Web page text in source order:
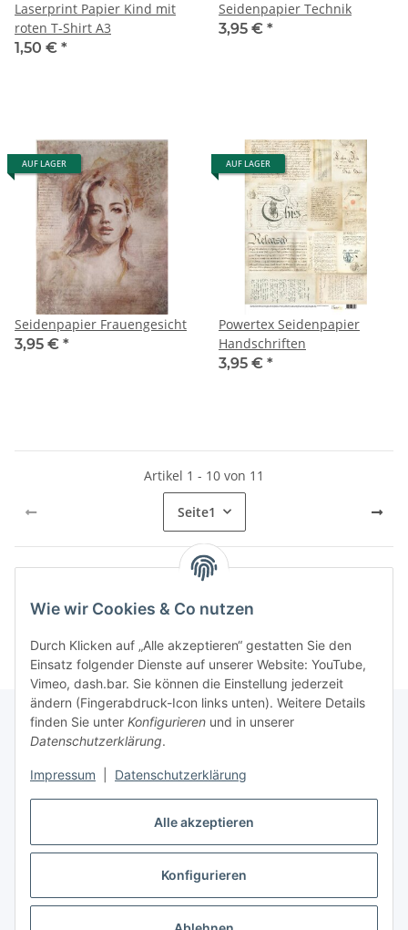
Alle akzeptieren
Konfigurieren
Wie wir Cookies & Co nutzen
Durch Klicken auf „Alle akzeptieren“ gestatten Sie den
Einsatz folgender Dienste auf unserer Website: YouTube,
Vimeo, dash.bar. Sie können die Einstellung jederzeit
ändern (Fingerabdruck-Icon links unten). Weitere Details
finden Sie unter Konfigurieren und in unserer
Datenschutzerklärung.
Impressum Datenschutzerklärung
Laserprint Papier Kind mit
roten T-Shirt A3
1,50 € *
Seidenpapier Technik
3,95 € *
AUF LAGER
Seidenpapier Frauengesicht
3,95 € *
AUF LAGER
Powertex Seidenpapier
Handschriften
3,95 € *
Artikel 1 - 10 von 11
Seite1
Kategorien
Gesetzliche Informationen
Vertrag widerrufen
* Alle Preise inkl. gesetzlicher USt., zzgl.Versand